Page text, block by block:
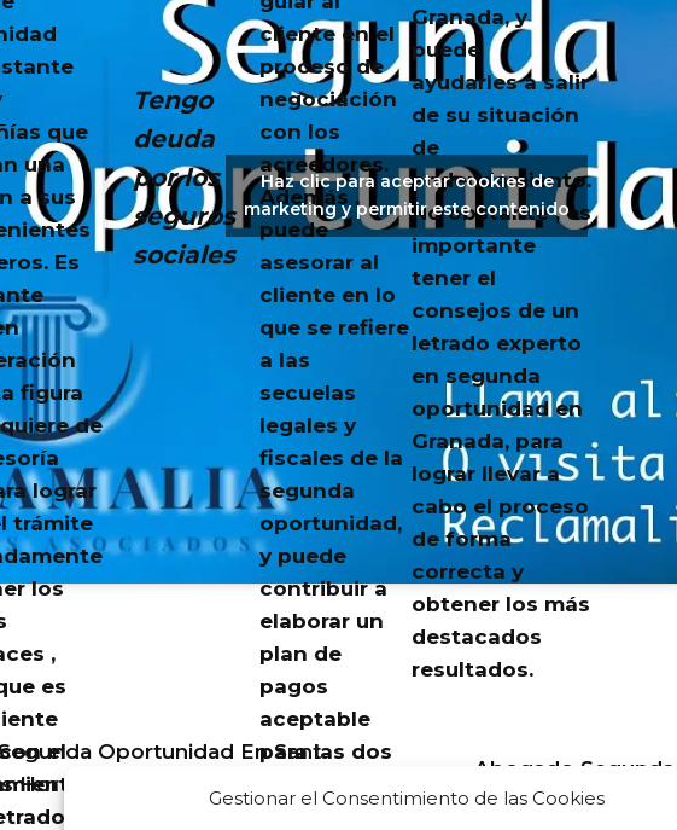
Gestionar el Consentimiento de las Cookies
que
una
a sus
Es
figura
de
lograr
trámite
los
,
es
el
Tengo
deuda
por los
seguros
sociales
cliente en el
proceso de
negociación
con los
acreedores.
Además ,
puede
asesorar al
cliente en lo
que se refiere
a las
secuelas
legales y
fiscales de la
segunda
oportunidad,
y puede
contribuir a
elaborar un
plan de
pagos
aceptable
para las dos
Granada, y
puede
ayudarles a salir
de su situación
de
endeudamiento.
No obstante , es
importante
tener el
consejos de un
letrado experto
en segunda
oportunidad en
Granada, para
lograr llevar a
cabo el proceso
de forma
correcta y
obtener los más
destacados
resultados.
Haz clic para aceptar cookies de
marketing y permitir este contenido
Oportunidad En Sant
Horts
Abogado